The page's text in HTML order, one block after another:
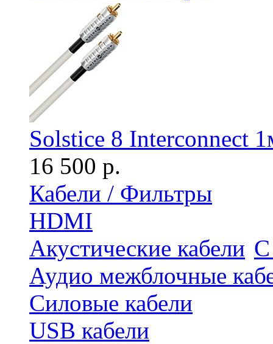
Solstice 8 Interconnect
16 500 р.
Кабели / Фильтры
HDMI
Акустические кабели С
Аудио межблочные
Силовые кабели
USB кабели